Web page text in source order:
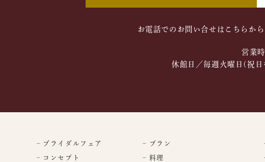
お電話でのお問い合せはこちらから
営業
休館日／毎週火曜日(祝
– ブライダルフェア
– コンセプト
– プラン
– 料理